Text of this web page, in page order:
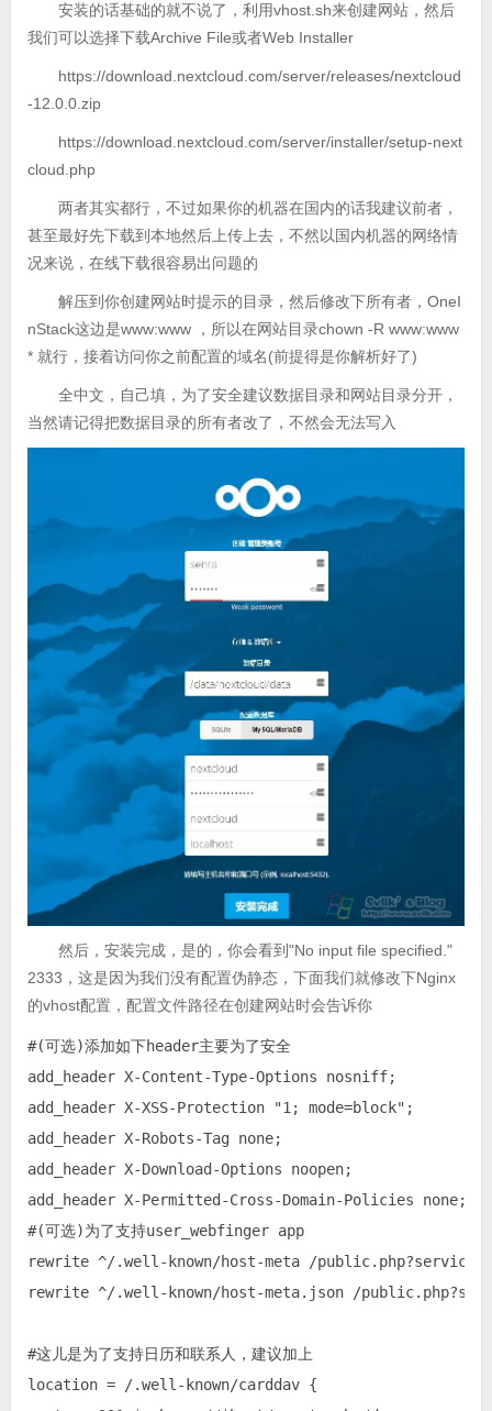
安装的话基础的就不说了，利用vhost.sh来创建网站，然后
我们可以选择下载Archive File或者Web Installer
https://download.nextcloud.com/server/releases/nextcloud
-12.0.0.zip
https://download.nextcloud.com/server/installer/setup-next
cloud.php
两者其实都行，不过如果你的机器在国内的话我建议前者，
甚至最好先下载到本地然后上传上去，不然以国内机器的网络情
况来说，在线下载很容易出问题的
解压到你创建网站时提示的目录，然后修改下所有者，OneI
nStack这边是www:www ，所以在网站目录chown -R www:www
* 就行，接着访问你之前配置的域名(前提得是你解析好了)
全中文，自己填，为了安全建议数据目录和网站目录分开，
当然请记得把数据目录的所有者改了，不然会无法写入
然后，安装完成，是的，你会看到"No input file specified."
2333，这是因为我们没有配置伪静态，下面我们就修改下Nginx
的vhost配置，配置文件路径在创建网站时会告诉你
#(可选)添加如下header主要为了安全
add_header X-Content-Type-Options nosniff;
add_header X-XSS-Protection "1; mode=block";
add_header X-Robots-Tag none;
add_header X-Download-Options noopen;
add_header X-Permitted-Cross-Domain-Policies none;
#(可选)为了支持user_webfinger app
rewrite ^/.well-known/host-meta /
rewrite ^/.well-known/host-meta.json /
#这儿是为了支持日历和联系人，建议加上
location = /.well-known/carddav {